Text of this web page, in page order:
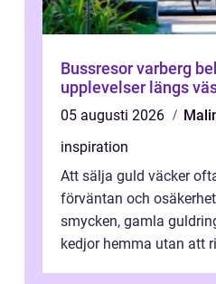
Bussresor varberg bekväma
upplevelser längs
05 augusti 2026
inspiration
Att sälja guld väcker
förväntan och
smycken, gamla
kedjor hemma utan att